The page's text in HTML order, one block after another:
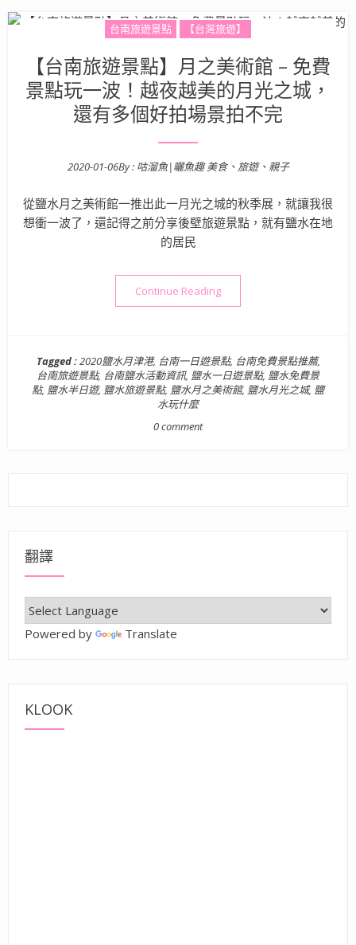
台南旅遊景點 【台灣旅遊】
【台南旅遊景點】月之美術館 – 免費
景點玩一波！越夜越美的月光之城，
還有多個好拍場景拍不完
Posted on
2020-01-06By : 咕溜魚|曬魚趣 美食、旅遊、親子
從鹽水月之美術館一推出此一月光之城的秋季展，就讓我很
想衝一波了，還記得之前分享後壁旅遊景點，就有鹽水在地
的居民
Continue Reading“【台南旅遊景點】月之美術
Tagged :2020鹽水月津港, 台南一日遊景點, 台南免費景點推薦,
台南旅遊景點, 台南鹽水活動資訊, 鹽水一日遊景點, 鹽水免費景
點, 鹽水半日遊, 鹽水旅遊景點, 鹽水月之美術館, 鹽水月光之城, 鹽
水玩什麼
0 comment
翻譯
Powered by Translate
KLOOK